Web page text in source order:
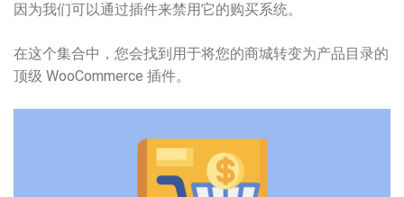
因为我们可以通过插件来禁用它的购买系统。
在这个集合中，您会找到用于将您的商城转变为产品目录的
顶级 WooCommerce 插件。